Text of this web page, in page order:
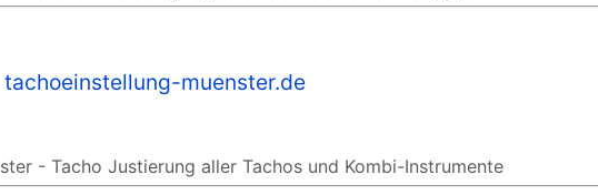
tachoeinstellung-muenster.de
- Tacho Justierung aller Tachos und Kombi-Instrumente